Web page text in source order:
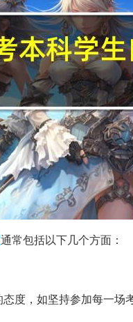
通常包括以下几个方面：
度，如坚持参加每一场